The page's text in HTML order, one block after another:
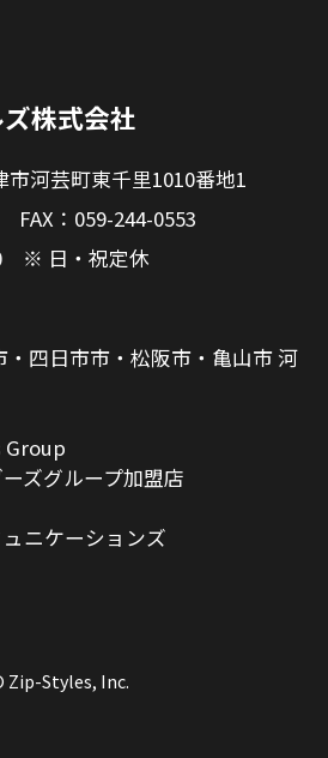
株式会社
市河芸町東千里1010番地1
FAX：059-244-0553
※ 日・祝定休
四日市市・松阪市・亀山市 河
Group
ズグループ加盟店
ニケーションズ
Zip-Styles, Inc.